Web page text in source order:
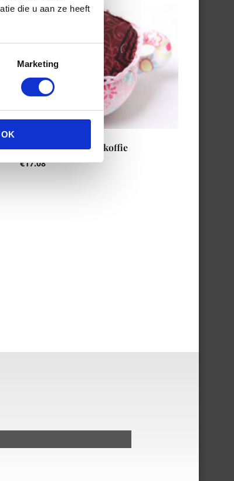
die u aan ze heeft
Marketing
OK
Babe Stoffen kopje koffie
€17.08